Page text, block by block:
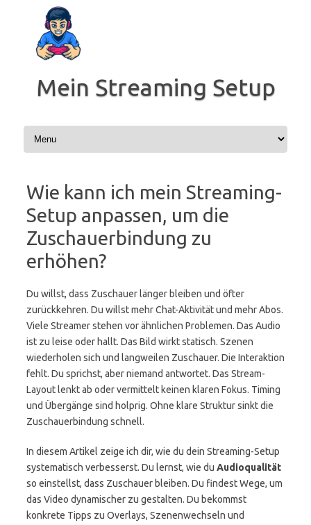
springen
Mein Streaming Setup
Wie kann ich mein Streaming-
Setup anpassen, um die
Zuschauerbindung zu
erhöhen?
Du willst, dass Zuschauer länger bleiben und öfter
zurückkehren. Du willst mehr Chat-Aktivität und mehr Abos.
Viele Streamer stehen vor ähnlichen Problemen. Das Audio
ist zu leise oder hallt. Das Bild wirkt statisch. Szenen
wiederholen sich und langweilen Zuschauer. Die Interaktion
fehlt. Du sprichst, aber niemand antwortet. Das Stream-
Layout lenkt ab oder vermittelt keinen klaren Fokus. Timing
und Übergänge sind holprig. Ohne klare Struktur sinkt die
Zuschauerbindung schnell.
In diesem Artikel zeige ich dir, wie du dein Streaming-Setup
systematisch verbesserst. Du lernst, wie du Audioqualität
so einstellst, dass Zuschauer bleiben. Du findest Wege, um
das Video dynamischer zu gestalten. Du bekommst
konkrete Tipps zu Overlays, Szenenwechseln und